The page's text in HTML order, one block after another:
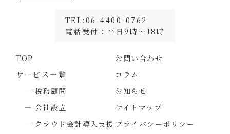
TEL:06-4400-0762
電話受付：平日9時～18時
TOP
サービス一覧
― 税務顧問
― 会社設立
― クラウド会計導入支援
お問い合わせ
コラム
お知らせ
サイトマップ
プライバシーポリシー